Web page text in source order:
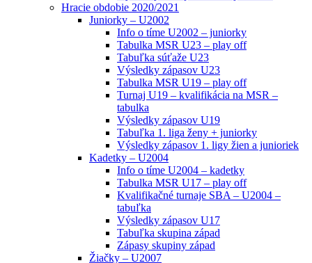
Hracie obdobie 2020/2021
Juniorky – U2002
Info o tíme U2002 – juniorky
Tabulka MSR U23 – play off
Tabuľka súťaže U23
Výsledky zápasov U23
Tabulka MSR U19 – play off
Turnaj U19 – kvalifikácia na MSR –
tabulka
Výsledky zápasov U19
Tabuľka 1. liga ženy + juniorky
Výsledky zápasov 1. ligy žien a junioriek
Kadetky – U2004
Info o tíme U2004 – kadetky
Tabulka MSR U17 – play off
Kvalifikačné turnaje SBA – U2004 –
tabuľka
Výsledky zápasov U17
Tabuľka skupina západ
Zápasy skupiny západ
Žiačky – U2007